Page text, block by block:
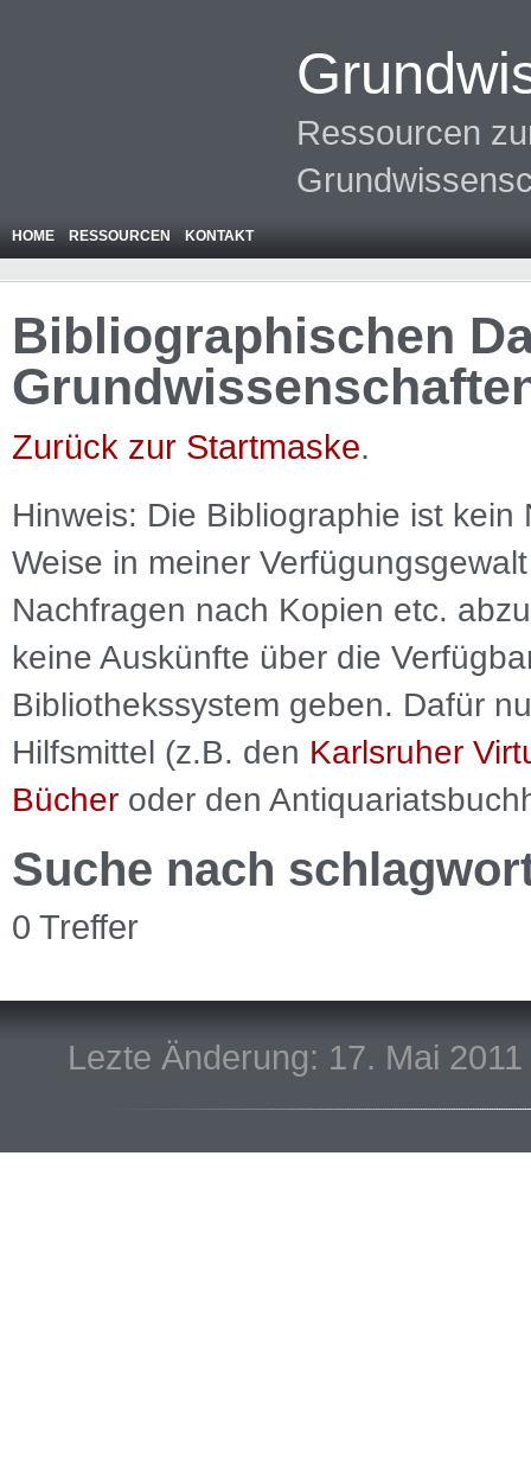
Ressourcen
HOME RESSOURCEN KONTAKT
Bibliographischen
Zurück zur Startmaske.
Hinweis: Die Bibliographie ist kein
Weise in meiner
Nachfragen nach Kopien etc.
keine Auskünfte über die
Bibliothekssystem geben. Dafür
Hilfsmittel (z.B. den Karlsruher
Bücher oder den
Suche nach
0 Treffer
Lezte Änderung: 17. Mai